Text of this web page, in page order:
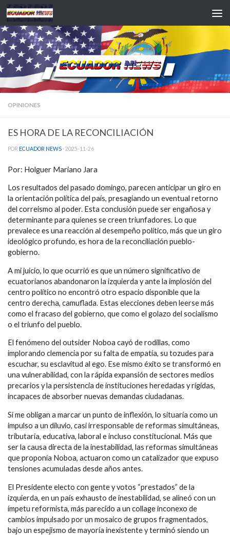
Saltar al contenido
OPINIONES
ES HORA DE LA RECONCILIACIÓN
POR ECUADOR NEWS · 2025-11-26
Por: Holguer Mariano Jara
Los resultados del pasado domingo, parecen anticipar un giro en
la orientación política del país, presagiando un eventual retorno
del correismo al poder. Esta conclusión puede ser engañosa y
determinante para quienes se creen triunfadores. Lo que
prevalece es una reacción al desempeño político, más que un giro
ideológico profundo, es hora de la reconciliación pueblo-
gobierno.
A mi juicio, lo que ocurrió es que un número significativo de
ecuatorianos abandonaron la izquierda y ante la implosión del
centro político no encontró otro espacio disponible que la
centro derecha, camuflada. Estas elecciones deben leerse más
como el fracaso del gobierno, que como el golazo del socialismo
o el triunfo del pueblo.
El fenómeno del outsider Noboa cayó de rodillas, como
implorando clemencia por su falta de empatía, su tozudes para
escuchar, su esclavitud al ego. Ese mismo éxito se transformó en
una vulnerabilidad, con la rápida expansión de sectores medios
precarios y la persistencia de instituciones heredadas y rígidas,
incapaces de absorber nuevas demandas ciudadanas.
Si me obligan a marcar un punto de inflexión, lo situaría como un
impulso a un diluvio, casi irresponsable de reformas simultáneas,
tributaria, educativa, laboral e incluso constitucional. Más que
ser la causa directa de la inestabilidad, las reformas simultáneas
que proponía Noboa, actuaron como un catalizador que expuso
tensiones acumuladas desde años antes.
El Presidente electo con gente y votos “prestados” de la
izquierda, en un país exhausto de inestabilidad, se alineó con un
ímpetu reformista, más parecido a un collage inconexo de
cambios impulsado por un mosaico de grupos fragmentados,
bajo un espejismo de mayoría inexistente y terminó siendo un